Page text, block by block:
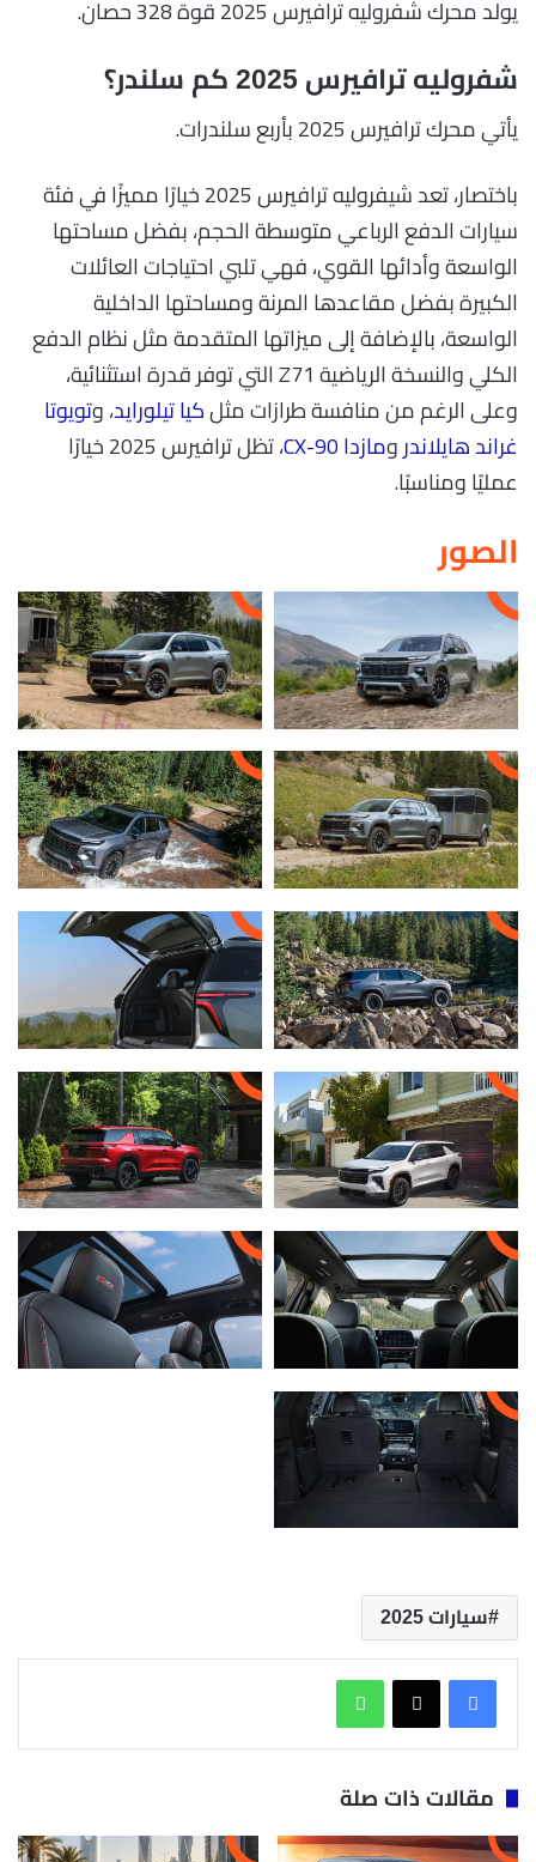
يولد محرك شفروليه ترافيرس 2025 قوة 328 حصان.
شفروليه ترافيرس 2025 كم سلندر؟
يأتي محرك ترافيرس 2025 بأربع سلندرات.
باختصار، تعد شيفروليه ترافيرس 2025 خيارًا مميزًا في فئة
سيارات الدفع الرباعي متوسطة الحجم، بفضل مساحتها
الواسعة وأدائها القوي، فهي تلبي احتياجات العائلات
الكبيرة بفضل مقاعدها المرنة ومساحتها الداخلية
الواسعة، بالإضافة إلى ميزاتها المتقدمة مثل نظام الدفع
الكلي والنسخة الرياضية Z71 التي توفر قدرة استثنائية،
وعلى الرغم من منافسة طرازات مثلكيا تيلورايد، وتويوتا
غراند هايلاندرومازدا CX-90
، تظل ترافيرس 2025 خيارًا
عمليًا ومناسبًا.
الصور
سيارات 2025
مقالات ذات صلة